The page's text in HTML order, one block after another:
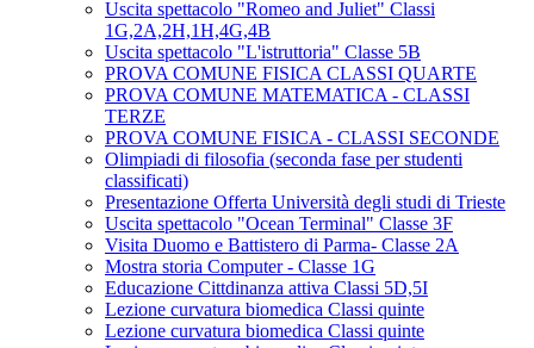
Uscita spettacolo "Romeo and Juliet" Classi
1G,2A,2H,1H,4G,4B
Uscita spettacolo "L'istruttoria" Classe 5B
PROVA COMUNE FISICA CLASSI QUARTE
PROVA COMUNE MATEMATICA - CLASSI
TERZE
PROVA COMUNE FISICA - CLASSI SECONDE
Olimpiadi di filosofia (seconda fase per studenti
classificati)
Presentazione Offerta Università degli studi di Trieste
Uscita spettacolo "Ocean Terminal" Classe 3F
Visita Duomo e Battistero di Parma- Classe 2A
Mostra storia Computer - Classe 1G
Educazione Cittdinanza attiva Classi 5D,5I
Lezione curvatura biomedica Classi quinte
Lezione curvatura biomedica Classi quinte